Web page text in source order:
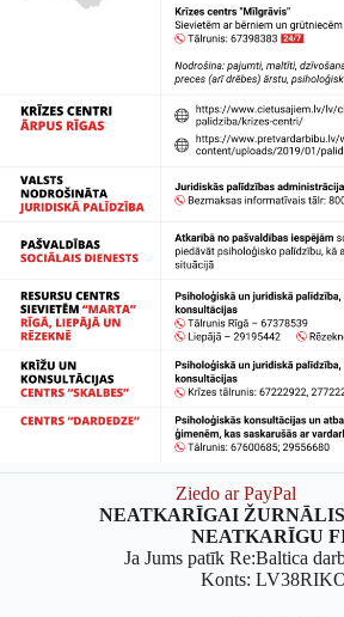
Ziedo ar PayPal
NEATKARĪGAI
NEATKARĪGU
Ja Jums patīk Re:Baltica
Konts: